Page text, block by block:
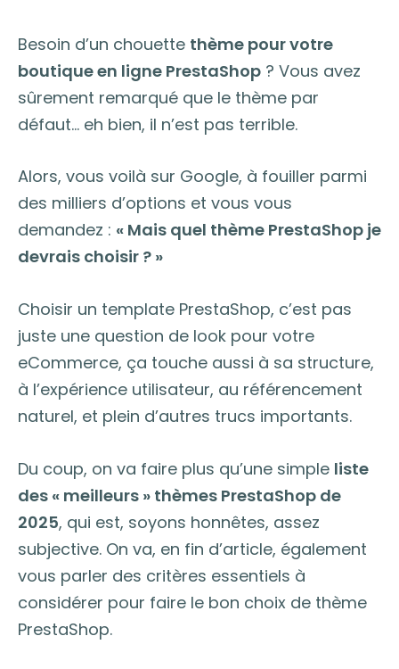
Besoin d’un chouette thème pour votre
boutique en ligne PrestaShop ? Vous avez
sûrement remarqué que le thème par
défaut… eh bien, il n’est pas terrible.
Alors, vous voilà sur Google, à fouiller parmi
des milliers d’options et vous vous
demandez : « Mais quel thème PrestaShop je
devrais choisir ? »
Choisir un template PrestaShop, c’est pas
juste une question de look pour votre
eCommerce, ça touche aussi à sa structure,
à l’expérience utilisateur, au référencement
naturel, et plein d’autres trucs importants.
Du coup, on va faire plus qu’une simple liste
des « meilleurs » thèmes PrestaShop de
2025, qui est, soyons honnêtes, assez
subjective. On va, en fin d’article, également
vous parler des critères essentiels à
considérer pour faire le bon choix de thème
PrestaShop.